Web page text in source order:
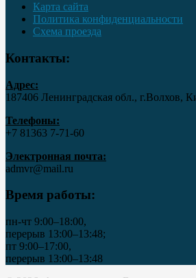
Карта сайта
Политика конфиденциальности
Схема проезда
Контакты:
Адрес:
187406 Ленинградская обл., г.Волхов,
Телефоны:
+7 81363 7‑71-60
Электронная почта:
admvr@mail.ru
Время работы:
пн-чт 9:00–18:00,
перерыв 13:00–13:48;
пт 9:00–17:00,
перерыв 13:00–13:48